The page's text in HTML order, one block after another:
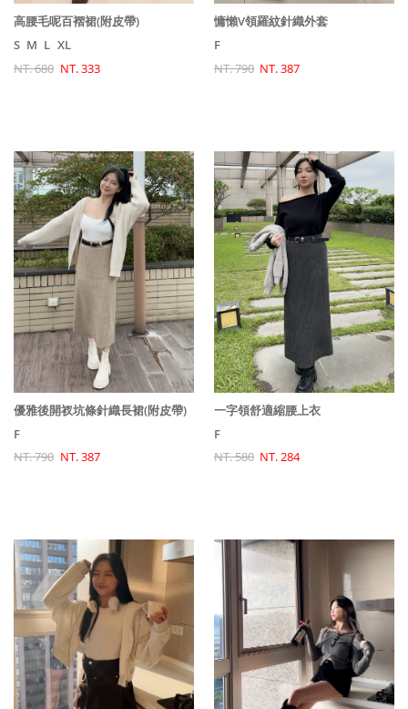
高腰毛呢百褶裙(附皮帶)
S M L XL
NT. 680 NT. 333
慵懶V領羅紋針織外套
F
NT. 790 NT. 387
優雅後開衩坑條針織長裙(附皮帶)
F
NT. 790 NT. 387
一字領舒適縮腰上衣
F
NT. 580 NT. 284